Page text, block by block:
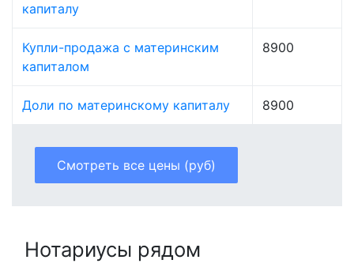
капиталу
Купли-продажа с материнским
капиталом
8900
Доли по материнскому капиталу 8900
Смотреть все цены (руб)
Нотариусы рядом